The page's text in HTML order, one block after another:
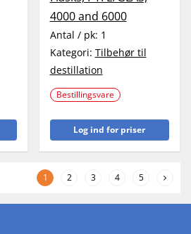
4000 and 6000
Antal / pk: 1
Kategori: Tilbehør til
destillation
Bestillingsvare
Log ind for priser
1 2 3 4 5